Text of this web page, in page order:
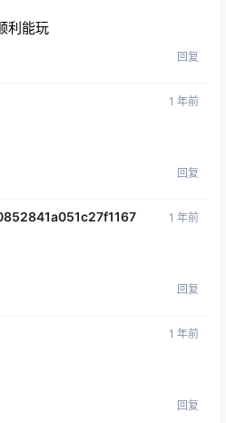
利能玩
回复
1 年前
回复
1 年前
回复
1 年前
回复